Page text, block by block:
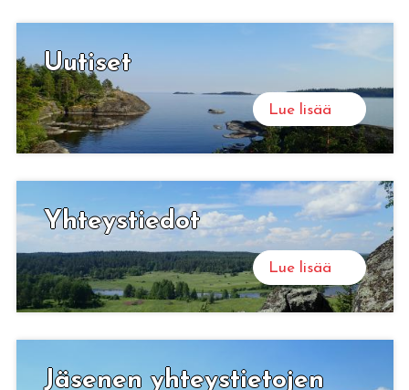
Sortavalan Pitäjäseura ry
Tervetuloa Sortavalan seudun kauniisiin maisemiin
ja karjalaisten lämminhenkiseen joukkoon!
Lue lisää
Uu­ti­set
Lue lisää
Yh­teys­tie­dot
Lue lisää
Jä­se­nen yh­teys­tie­to­jen